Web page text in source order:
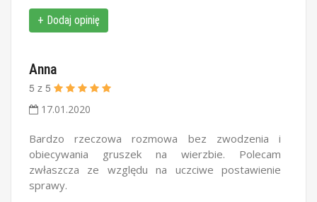
+ Dodaj opinię
Anna
5 z 5
17.01.2020
Bardzo rzeczowa rozmowa bez zwodzenia i
obiecywania gruszek na wierzbie. Polecam
zwłaszcza ze względu na uczciwe postawienie
sprawy.